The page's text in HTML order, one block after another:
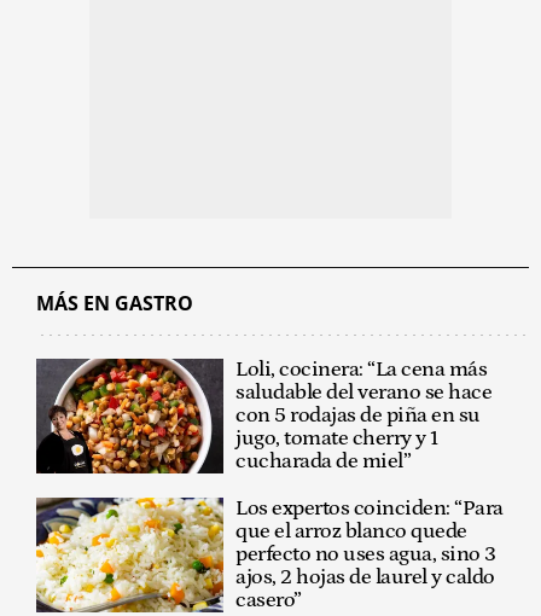
MÁS EN GASTRO
Loli, cocinera: “La cena más
saludable del verano se hace
con 5 rodajas de piña en su
jugo, tomate cherry y 1
cucharada de miel”
Los expertos coinciden: “Para
que el arroz blanco quede
perfecto no uses agua, sino 3
ajos, 2 hojas de laurel y caldo
casero”